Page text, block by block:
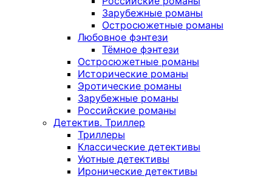
Зарубежные романы
Остросюжетные романы
Любовное фэнтези
Тёмное фэнтези
Остросюжетные романы
Исторические романы
Эротические романы
Зарубежные романы
Российские романы
Детектив. Триллер
Триллеры
Классические детективы
Уютные детективы
Иронические детективы